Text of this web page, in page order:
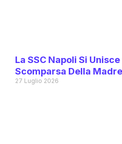
La SSC Napoli Si
Scomparsa Della
27 Luglio 2026